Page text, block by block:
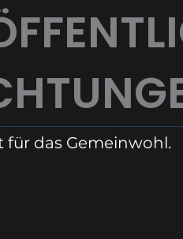
für das Gemeinwohl.